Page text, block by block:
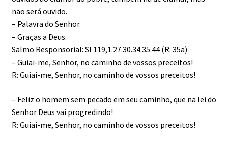
não será ouvido.
– Palavra do Senhor.
– Graças a Deus.
Salmo Responsorial: Sl 119,1.27.30.34.35.44 (R: 35a)
– Guiai-me, Senhor, no caminho de vossos preceitos!
R: Guiai-me, Senhor, no caminho de vossos preceitos!
– Feliz o homem sem pecado em seu caminho, que na lei do
Senhor Deus vai progredindo!
R: Guiai-me, Senhor, no caminho de vossos preceitos!